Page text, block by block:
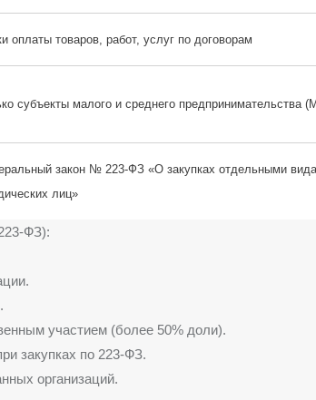
оплаты товаров, работ, услуг по договорам
субъекты малого и среднего предпринимательства
закон № 223-ФЗ «О закупках отдельными
лиц»
ФЗ):
участием (более 50% доли).
закупках по 223-ФЗ.
организаций.